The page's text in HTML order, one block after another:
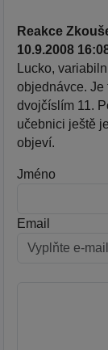
Reakce
10.9.2008
Lucko,
objednávce.
dvojčíslím 11.
učebnici ještě
objeví.
Jméno
Email